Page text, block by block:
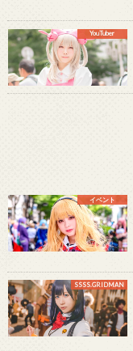
YouTuber
イベント
SSSS.GRIDMAN